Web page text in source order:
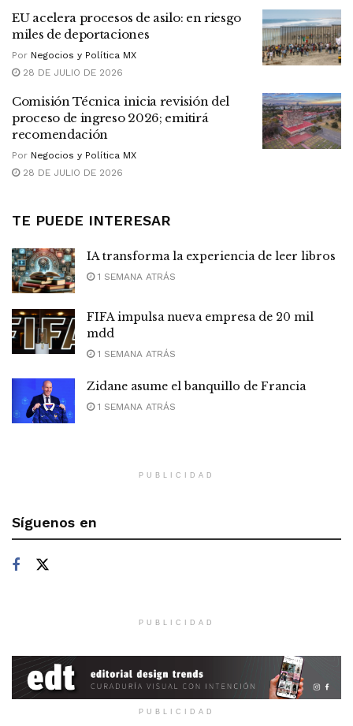
EU acelera procesos de asilo: en riesgo
miles de deportaciones
Por Negocios y Política MX
28 DE JULIO DE 2026
Comisión Técnica inicia revisión del
proceso de ingreso 2026; emitirá
recomendación
Por Negocios y Política MX
28 DE JULIO DE 2026
TE PUEDE INTERESAR
IA transforma la experiencia de leer libros
1 SEMANA ATRÁS
FIFA impulsa nueva empresa de 20 mil
mdd
1 SEMANA ATRÁS
Zidane asume el banquillo de Francia
1 SEMANA ATRÁS
PUBLICIDAD
Síguenos en
PUBLICIDAD
PUBLICIDAD